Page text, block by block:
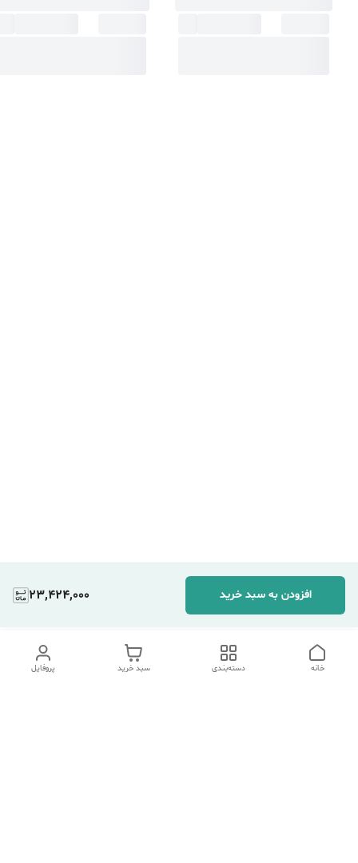
23,424,000 افزودن به سبد خرید
پروفایل سبد خرید دسته‌بندی خانه